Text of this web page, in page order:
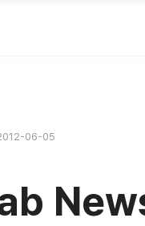
06-05